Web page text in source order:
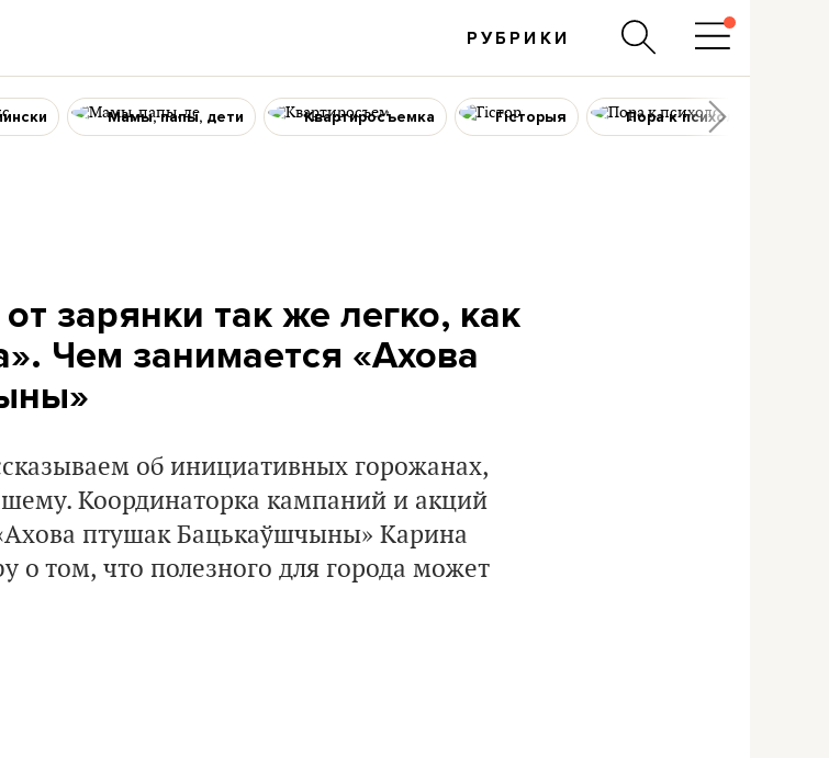
РУБРИКИ
Мамы, папы, дети Квартиросъемка Гісторыя Пора к психологу
зарянки так же легко, как
Чем занимается «Ахова
об инициативных горожанах,
Координаторка кампаний и акций
птушак Бацькаўшчыны» Карина
о том, что полезного для города может